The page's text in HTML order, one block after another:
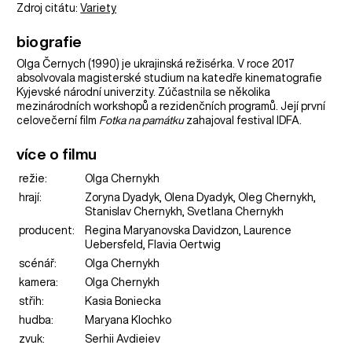
Zdroj citátu:Variety
biografie
Olga Černych (1990) je ukrajinská režisérka. V roce 2017
absolvovala magisterské studium na katedře kinematografie
Kyjevské národní univerzity. Zúčastnila se několika
mezinárodních workshopů a rezidenčních programů. Její první
celovečerní film Fotka na památkuzahajoval festival IDFA.
více o filmu
režie:
Olga Chernykh
hrají:
Zoryna Dyadyk, Olena Dyadyk, Oleg Chernykh,
Stanislav Chernykh, Svetlana Chernykh
producent:
Regina Maryanovska Davidzon, Laurence
Uebersfeld, Flavia Oertwig
scénář:
Olga Chernykh
kamera:
Olga Chernykh
střih:
Kasia Boniecka
hudba:
Maryana Klochko
zvuk:
Serhii Avdieiev